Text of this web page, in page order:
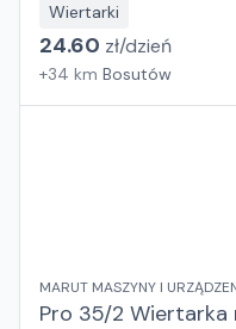
Wiertarki
24.60 zł/dzień
+34 km Bosutów
MARUT MASZYNY I
Pro 35/2 Wiertarka